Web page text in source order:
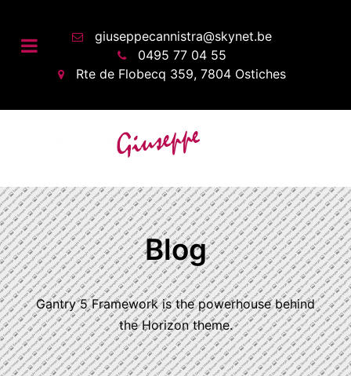
giuseppecannistra@skynet.be
0495 77 04 55
Rte de Flobecq 359, 7804 Ostiches
Blog
Gantry 5 Framework is the powerhouse behind
the Horizon theme.